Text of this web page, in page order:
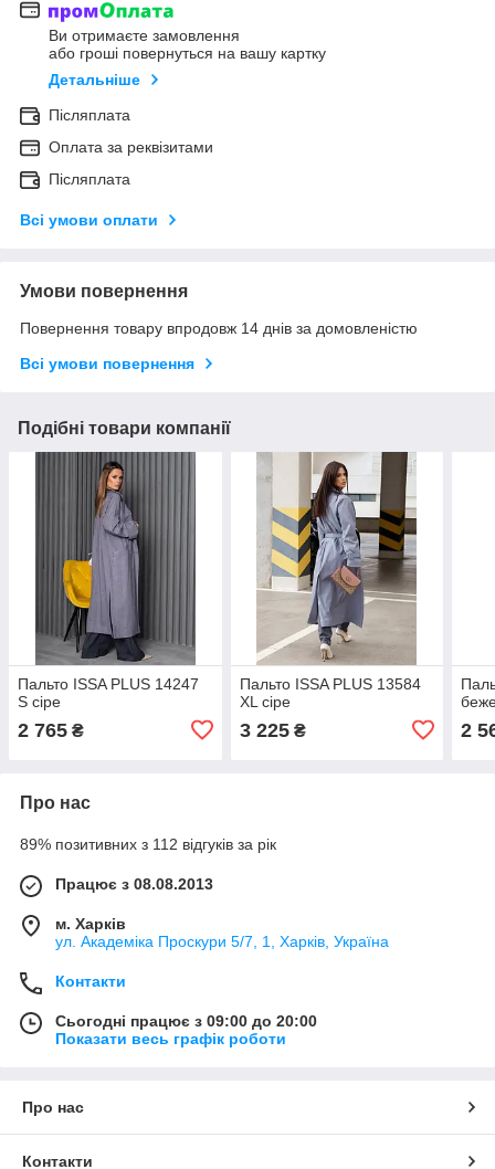
Ви отримаєте замовлення
або гроші повернуться на вашу картку
Детальніше
Післяплата
Оплата за реквізитами
Післяплата
Всі умови оплати
Умови повернення
Повернення товару впродовж 14 днів за домовленістю
Всі умови повернення
Подібні товари компанії
Пальто ISSA PLUS 14247
S сіре
2 765 ₴
Пальто ISSA PLUS 13584
XL сіре
3 225₴ 2
Про нас
89% позитивних з 112 відгуків за рік
Працює з 08.08.2013
м. Харків
ул. Академіка Проскури 5/7, 1, Харків, Україна
Контакти
Сьогодні працює з 09:00 до 20:00
Показати весь графік роботи
Про нас
Контакти